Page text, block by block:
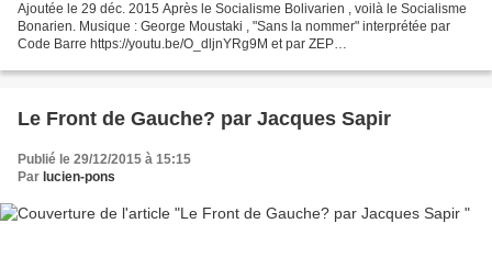
Ajoutée le 29 déc. 2015 Après le Socialisme Bolivarien , voilà le Socialisme
Bonarien. Musique : George Moustaki , "Sans la nommer" interprétée par
Code Barre https://youtu.be/O_dljnYRg9M et par ZEP
Le Front de Gauche? par Jacques Sapir
Publié le 29/12/2015 à 15:15
Par lucien-pons